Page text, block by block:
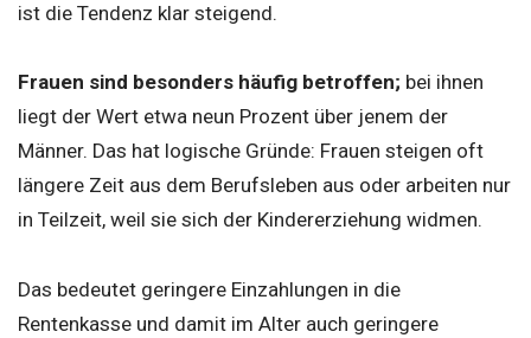
ist die Tendenz klar steigend.
Frauen sind besonders häufig betroffen; bei ihnen
liegt der Wert etwa neun Prozent über jenem der
Männer. Das hat logische Gründe: Frauen steigen oft
längere Zeit aus dem Berufsleben aus oder arbeiten nur
in Teilzeit, weil sie sich der Kindererziehung widmen.
Das bedeutet geringere Einzahlungen in die
Rentenkasse und damit im Alter auch geringere